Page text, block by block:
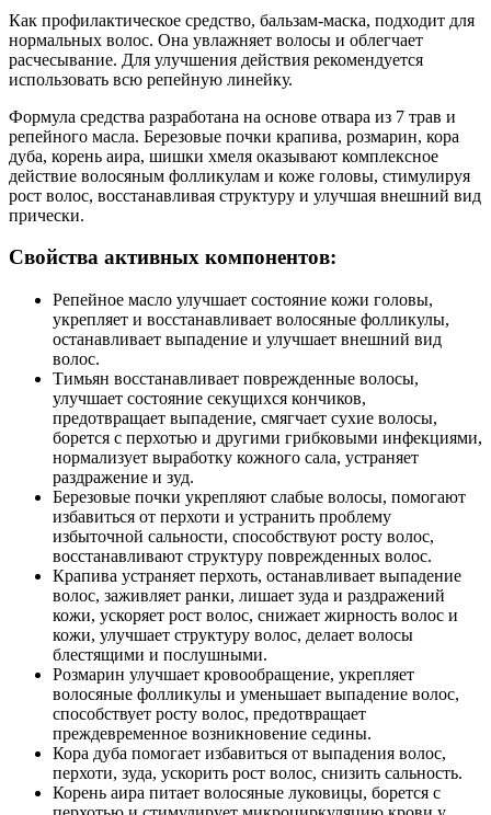
Как профилактическое средство, бальзам-маска, подходит для
нормальных волос. Она увлажняет волосы и облегчает
расчесывание. Для улучшения действия рекомендуется
использовать всю репейную линейку.
Формула средства разработана на основе отвара из 7 трав и
репейного масла. Березовые почки крапива, розмарин, кора
дуба, корень аира, шишки хмеля оказывают комплексное
действие волосяным фолликулам и коже головы, стимулируя
рост волос, восстанавливая структуру и улучшая внешний вид
прически.
Свойства активных компонентов:
Репейное масло улучшает состояние кожи головы,
укрепляет и восстанавливает волосяные фолликулы,
останавливает выпадение и улучшает внешний вид
волос.
Тимьян восстанавливает поврежденные волосы,
улучшает состояние секущихся кончиков,
предотвращает выпадение, смягчает сухие волосы,
борется с перхотью и другими грибковыми инфекциями,
нормализует выработку кожного сала, устраняет
раздражение и зуд.
Березовые почки укрепляют слабые волосы, помогают
избавиться от перхоти и устранить проблему
избыточной сальности, способствуют росту волос,
восстанавливают структуру поврежденных волос.
Крапива устраняет перхоть, останавливает выпадение
волос, заживляет ранки, лишает зуда и раздражений
кожи, ускоряет рост волос, снижает жирность волос и
кожи, улучшает структуру волос, делает волосы
блестящими и послушными.
Розмарин улучшает кровообращение, укрепляет
волосяные фолликулы и уменьшает выпадение волос,
способствует росту волос, предотвращает
преждевременное возникновение седины.
Кора дуба помогает избавиться от выпадения волос,
перхоти, зуда, ускорить рост волос, снизить сальность.
Корень аира питает волосяные луковицы, борется с